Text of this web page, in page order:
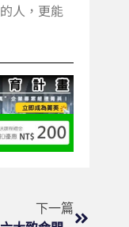
人，更能
下一篇